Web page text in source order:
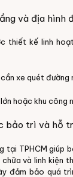
và địa hình
thiết kế linh
xe quét đường
hoặc khu công
bảo trì và hỗ
tại TPHCM giúp
và linh kiện
đảm bảo quá